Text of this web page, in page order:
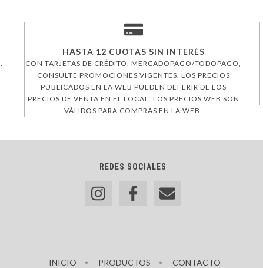
HASTA 12 CUOTAS SIN INTERÉS
CON TARJETAS DE CRÉDITO. MERCADOPAGO/TODOPAGO,
CONSULTE PROMOCIONES VIGENTES. LOS PRECIOS
PUBLICADOS EN LA WEB PUEDEN DEFERIR DE LOS
PRECIOS DE VENTA EN EL LOCAL. LOS PRECIOS WEB SON
VÁLIDOS PARA COMPRAS EN LA WEB.
REDES SOCIALES
INICIO PRODUCTOS CONTACTO